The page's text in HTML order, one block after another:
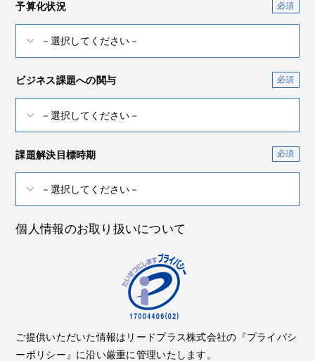
予算化状況
ビジネス課題への関与
課題解決目標時期
個人情報のお取り扱いについて
ご提供いただいた情報はリードプラス株式会社の『プライバシ
ーポリシー』に沿い厳重に管理いたします。